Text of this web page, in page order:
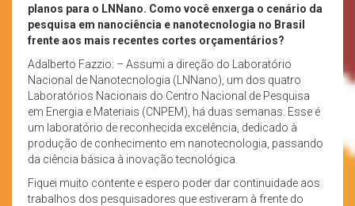
planos para o LNNano. Como você enxerga o cenário da
pesquisa em nanociência e nanotecnologia no Brasil
frente aos mais recentes cortes orçamentários?
Adalberto Fazzio: – Assumi a direção do Laboratório
Nacional de Nanotecnologia (LNNano), um dos quatro
Laboratórios Nacionais do Centro Nacional de Pesquisa
em Energia e Materiais (CNPEM), há duas semanas. Esse é
um laboratório de reconhecida excelência, dedicado à
produção de conhecimento em nanotecnologia, passando
da ciência básica à inovação tecnológica.
Fiquei muito contente e espero poder dar continuidade aos
trabalhos dos pesquisadores que estiveram à frente do